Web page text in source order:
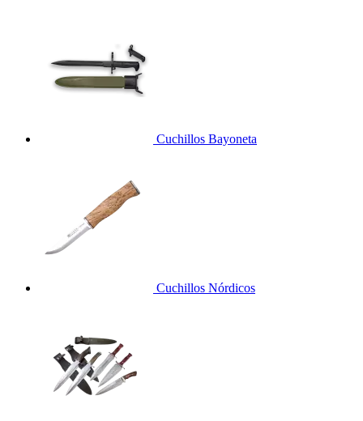
Cuchillos Bayoneta
Cuchillos Nórdicos